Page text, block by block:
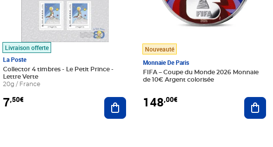
au panier
Livraison offerte
La Poste
Collector 4 timbres - Le Petit Prince -
Lettre Verte
20g / France
7,50€ Ajouter au panier
Nouveauté
Monnaie De Paris
FIFA – Coupe du Monde 2026 Monnaie
de 10€ Argent colorisée
148,00€